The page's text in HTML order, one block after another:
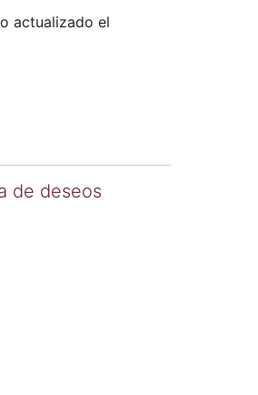
actualizado el
de deseos